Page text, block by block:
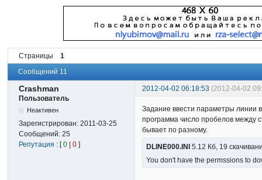
Страницы
1
Сообщений 11
Crashman 2012-04-02 06:18:53 (2012-04-02
Пользователь
Неактивен
Зарегистрирован:2011-03-25
Сообщений:25
Репутация : [0 |0 ]
Задание ввести параметры линии
программа число пробелов между
бывает по разному.
DLINE000.INI 5.12 Кб, 19
You don't have the permssions to